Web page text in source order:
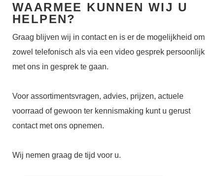
WAARMEE KUNNEN WIJ U
HELPEN?
Graag blijven wij in contact en is er de mogelijkheid om
zowel telefonisch als via een video gesprek persoonlijk
met ons in gesprek te gaan.
Voor assortimentsvragen, advies, prijzen, actuele
voorraad of gewoon ter kennismaking kunt u gerust
contact met ons opnemen.
Wij nemen graag de tijd voor u.